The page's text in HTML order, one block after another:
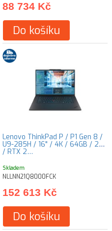
88 734 Kč
Do košíku
Lenovo ThinkPad P / P1 Gen 8 /
U9-285H / 16" / 4K / 64GB / 2TB
/ RTX 2…
Skladem
NLLNN21Q8000FCK
152 613 Kč
Do košíku